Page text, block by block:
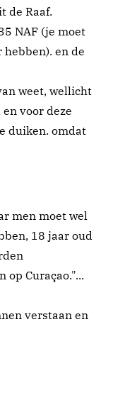
de Raaf.
NAF (je moet
hebben). en de
weet, wellicht
voor deze
duiken. omdat
men moet wel
18 jaar oud
op Curaçao."...
verstaan en